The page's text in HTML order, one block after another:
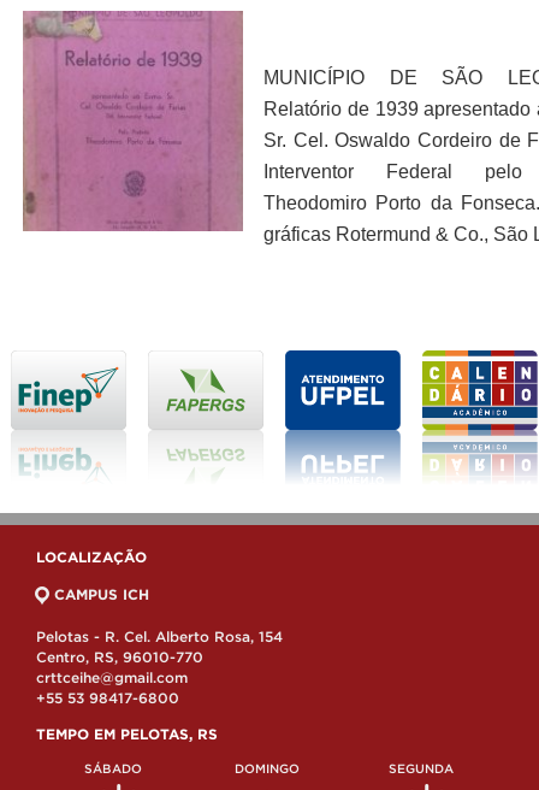
MUNICÍPIO DE SÃO
Relatório de 1939 apresentado
Sr. Cel. Oswaldo Cordeiro de
Interventor Federal pelo
Theodomiro Porto da
gráficas Rotermund & Co., São
LOCALIZAÇÃO
CAMPUS ICH
Pelotas - R. Cel. Alberto Rosa, 154
Centro, RS, 96010-770
crttceihe@gmail.com
+55 53 98417-6800
TEMPO EM PELOTAS, RS
SÁBADO DOMINGO SEGUNDA